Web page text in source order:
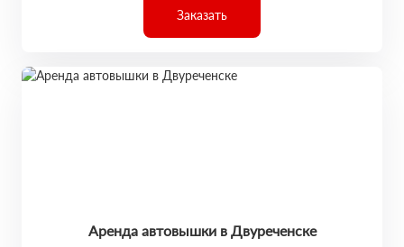
Заказать
Аренда автовышки в Двуреченске